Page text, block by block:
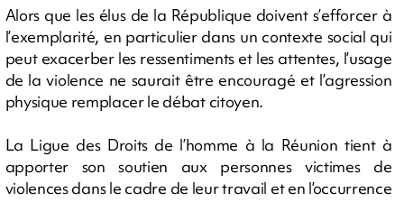
Alors que les élus de la République doivent s’efforcer à
l’exemplarité, en particulier dans un contexte social qui
peut exacerber les ressentiments et les attentes, l’usage
de la violence ne saurait être encouragé et l’agression
physique remplacer le débat citoyen.
La Ligue des Droits de l’homme à la Réunion tient à
apporter son soutien aux personnes victimes de
violences dans le cadre de leur travail et en l’occurrence